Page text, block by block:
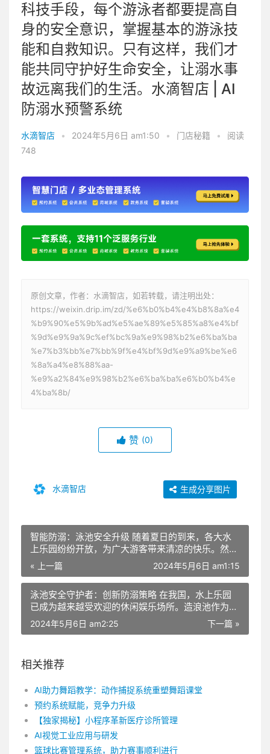
科技手段，每个游泳者都要提高自
身的安全意识，掌握基本的游泳技
能和自救知识。只有这样，我们才
能共同守护好生命安全，让溺水事
故远离我们的生活。水滴智店 | AI
防溺水预警系统
水滴智店 • 2024年5月6日 am1:50 • 门店秘籍 •
阅读
748
原创文章，作者：水滴智店，如若转载，请注明出处：
https://weixin.drip.im/zd/%e6%b0%b4%e4%b8%8a%e4
%b9%90%e5%9b%ad%e5%ae%89%e5%85%a8%e4%bf
%9d%e9%9a%9c%ef%bc%9a%e9%98%b2%e6%ba%ba
%e7%b3%bb%e7%bb%9f%e4%bf%9d%e9%a9%be%e6
%8a%a4%e8%88%aa-
%e9%a2%84%e9%98%b2%e6%ba%ba%e6%b0%b4%e
4%ba%8b/
赞 (0)
水滴智店 生成分享图片
智能防溺：泳池安全升级 随着夏日的到来，各大水
上乐园纷纷开放，为广大游客带来清凉的快乐。然
而，水上乐园的安全问题不容忽视，特别是防溺工作
更是重中之重。为了提高水上乐园的安全系数，我国
一家水上乐园率先引入了一款名为“智能防溺系统”的
创新产品，为游客的生命安全保驾护航。 这款智能
防溺系统采用了先进的人工智能技术，结合水上乐园
的实际情况进行研发。其主要功能包括实时监控、智
能识别、紧急报警和数据分析等。通过一系列的高科
智能防溺系统具有实时监控功能。在水上乐园的各个
区域，系统都会布置高清摄像头，全天候监测水质、
质的清洁，还可以及时发现游客潜在的危险情况。
其次，智能识别是该系统的核心功能。通过人工智能
算法，系统可以快速识别出游泳者的动作是否异常，
如发现溺水迹象，系统将立即发出警报，提醒周边游
客和救生员注意。同时，系统还会自动分析事发地
« 上一篇 2024年5月6日 am1:15
泳池安全守护者：创新防溺策略 在我国，水上乐园
已成为越来越受欢迎的休闲娱乐场所。造浪池作为水
上乐园的核心项目，吸引了无数游客前来体验。然
而，在享受水上娱乐的同时，安全问题不容忽视。为
溺方案主要包括以下几个方面： 一、智能监测系统
实时捕捉游客信息。当系统识别出有儿童或未成年人
单独进入造浪池时，会立即发出警报，提醒周边工作
人员和家长注意。同时，监测系统还可以实时监测水
质、气象等因素，确保游客在良好的环境条件下游
玩。 二、生命安全圈 在造浪池周围设立生命安全
圈，采用浮标、救生员、巡逻艇等多种方式，确保游
下一篇 »
2024年5月6日 am2:25
相关推荐
AI助力舞蹈教学：动作捕捉系统重塑舞蹈课堂
预约系统赋能，竞争力升级
【独家揭秘】小程序革新医疗诊所管理
AI视觉工业应用与研发
篮球比赛管理系统，助力赛事顺利进行